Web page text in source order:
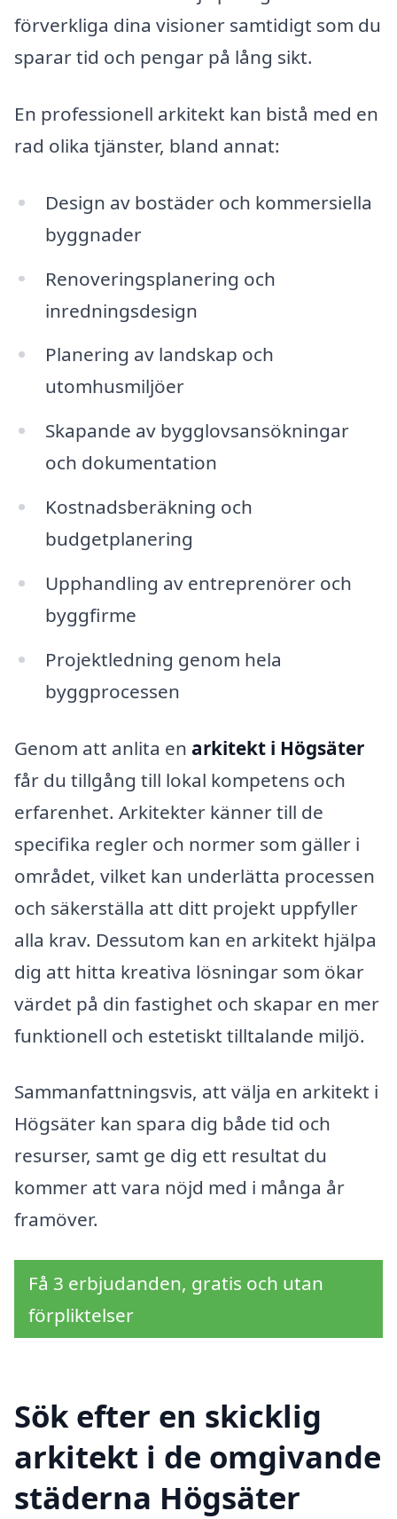
förverkliga dina visioner samtidigt som du
sparar tid och pengar på lång sikt.
En professionell arkitekt kan bistå med en
rad olika tjänster, bland annat:
Design av bostäder och kommersiella
byggnader
Renoveringsplanering och
inredningsdesign
Planering av landskap och
utomhusmiljöer
Skapande av bygglovsansökningar
och dokumentation
Kostnadsberäkning och
budgetplanering
Upphandling av entreprenörer och
byggfirme
Projektledning genom hela
byggprocessen
Genom att anlita en arkitekt i Högsäter
får du tillgång till lokal kompetens och
erfarenhet. Arkitekter känner till de
specifika regler och normer som gäller i
området, vilket kan underlätta processen
och säkerställa att ditt projekt uppfyller
alla krav. Dessutom kan en arkitekt hjälpa
dig att hitta kreativa lösningar som ökar
värdet på din fastighet och skapar en mer
funktionell och estetiskt tilltalande miljö.
Sammanfattningsvis, att välja en arkitekt i
Högsäter kan spara dig både tid och
resurser, samt ge dig ett resultat du
kommer att vara nöjd med i många år
framöver.
Få 3 erbjudanden, gratis och utan
förpliktelser
Sök efter en skicklig
arkitekt i de omgivande
städerna Högsäter